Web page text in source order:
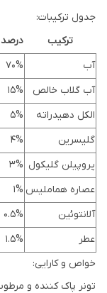
جدول ترکیبات:
ترکیب
درصد
آب
70%
آب گلاب خالص
15%
الکل دهیدراته
5%
گلیسرین
4%
پروپیلن گلیکول 3%
عصاره هماملیس 1%
آلانتوئین
0.5%
عطر
1.5%
خواص و کارایی:
تونر پاک کننده و